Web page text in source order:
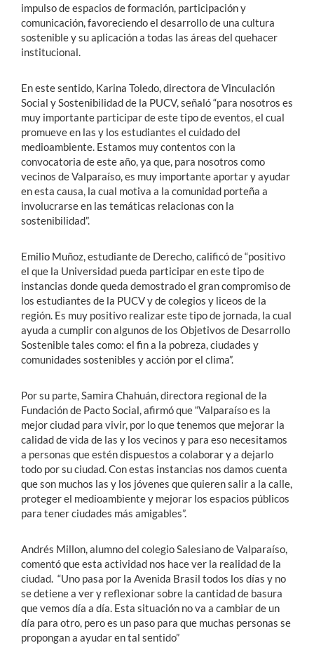
impulso de espacios de formación, participación y
comunicación, favoreciendo el desarrollo de una cultura
sostenible y su aplicación a todas las áreas del quehacer
institucional.
En este sentido, Karina Toledo, directora de Vinculación
Social y Sostenibilidad de la PUCV, señaló “para nosotros es
muy importante participar de este tipo de eventos, el cual
promueve en las y los estudiantes el cuidado del
medioambiente. Estamos muy contentos con la
convocatoria de este año, ya que, para nosotros como
vecinos de Valparaíso, es muy importante aportar y ayudar
en esta causa, la cual motiva a la comunidad porteña a
involucrarse en las temáticas relacionas con la
sostenibilidad”.
Emilio Muñoz, estudiante de Derecho, calificó de “positivo
el que la Universidad pueda participar en este tipo de
instancias donde queda demostrado el gran compromiso de
los estudiantes de la PUCV y de colegios y liceos de la
región. Es muy positivo realizar este tipo de jornada, la cual
ayuda a cumplir con algunos de los Objetivos de Desarrollo
Sostenible tales como: el fin a la pobreza, ciudades y
comunidades sostenibles y acción por el clima”.
Por su parte, Samira Chahuán, directora regional de la
Fundación de Pacto Social, afirmó que “Valparaíso es la
mejor ciudad para vivir, por lo que tenemos que mejorar la
calidad de vida de las y los vecinos y para eso necesitamos
a personas que estén dispuestos a colaborar y a dejarlo
todo por su ciudad. Con estas instancias nos damos cuenta
que son muchos las y los jóvenes que quieren salir a la calle,
proteger el medioambiente y mejorar los espacios públicos
para tener ciudades más amigables”.
Andrés Millon, alumno del colegio Salesiano de Valparaíso,
comentó que esta actividad nos hace ver la realidad de la
ciudad. “Uno pasa por la Avenida Brasil todos los días y no
se detiene a ver y reflexionar sobre la cantidad de basura
que vemos día a día. Esta situación no va a cambiar de un
día para otro, pero es un paso para que muchas personas se
propongan a ayudar en tal sentido”